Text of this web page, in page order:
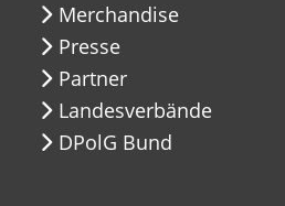
Merchandise
Presse
Partner
Landesverbände
DPolG Bund